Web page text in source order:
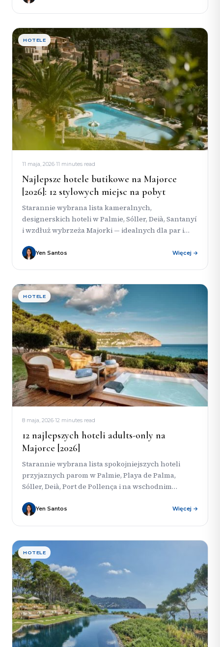
HOTELE
11 maja, 2026·11 minutes read
Najlepsze hotele butikowe na Majorce
[2026]: 12 stylowych miejsc na pobyt
Starannie wybrana lista kameralnych,
designerskich hoteli w Palmie, Sóller, Deià, Santanyí
i wzdłuż wybrzeża Majorki — idealnych dla par i
Zestawienie...
Yen Santos Więcej →
HOTELE
8 maja, 2026·12 minutes read
12 najlepszych hoteli adults-only na
Majorce [2026]
Starannie wybrana lista spokojniejszych hoteli
przyjaznych parom w Palmie, Playa de Palma,
Sóller, Deià, Port de Pollença i na wschodnim
Yen Santos Więcej →
HOTELE